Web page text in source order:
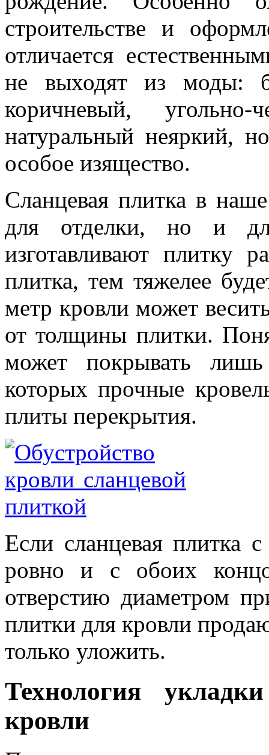
строительстве и
отличается
не выходят из моды:
коричневый,
натуральный неяркий,
особое изящество.
Сланцевая плитка в
для отделки, но и
изготавливают
плитка, тем тяжелее
метр кровли может
от толщины плитки.
может покрывать
которых прочные
плиты перекрытия.
Если сланцевая плитка
ровно и с обоих
отверстию диаметром
плитки для кровли
только уложить.
Технология
кровли